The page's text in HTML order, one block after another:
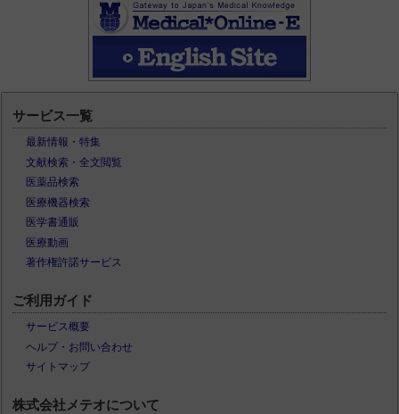
サービス一覧
最新情報・特集
文献検索・全文閲覧
医薬品検索
医療機器検索
医学書通販
医療動画
著作権許諾サービス
ご利用ガイド
サービス概要
ヘルプ・お問い合わせ
サイトマップ
株式会社メテオについて